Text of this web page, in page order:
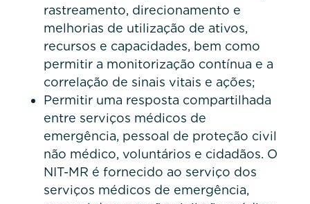
rastreamento, direcionamento e
melhorias de utilização de ativos,
recursos e capacidades, bem como
permitir a monitorização contínua e a
correlação de sinais vitais e ações;
Permitir uma resposta compartilhada
entre serviços médicos de
emergência, pessoal de proteção civil
não médico, voluntários e cidadãos. O
NIT-MR é fornecido ao serviço dos
serviços médicos de emergência,